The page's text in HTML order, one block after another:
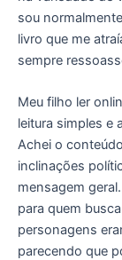
sou
livro que me
sempre
Meu filho ler
leitura simples e
Achei o
inclinações
mensagem
para quem
personagens
parecendo que